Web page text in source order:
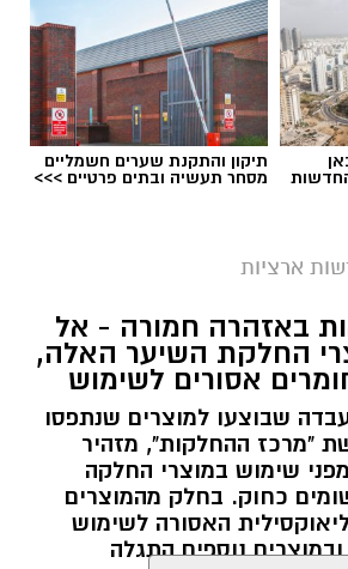
המועמד להוביל את תחום
חינוכיות, ליצור אירועי תוכן
ולעבוד מול קהלים מגוונים, תוך
החינוך והקהילה.
על ידי המועצה להשכלה
תיקון והתקנת שערים חשמליים
מסחר תעשיה ובתים פרטיים >>>
ארציות
באזהרה חמורה - אל
החלקת השיער האלה,
אסורים לשימוש
שבוצעו למוצרים שנתפסו
"מרכז ההחלקות", מזהיר
שימוש במוצרי החלקה
כחוק. בחלק מהמוצרים
האסורה לשימוש
נוספים התגלה